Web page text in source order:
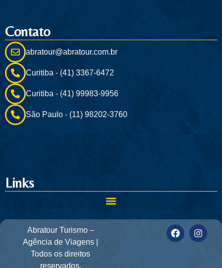
Contato
abratour@abratour.com.br
Curitiba - (41) 3367-6472
Curitiba - (41) 99983-9956
São Paulo - (11) 98202-3760
Links
Abratour Turismo –
Agência de Viagens |
Todos os direitos
reservados.